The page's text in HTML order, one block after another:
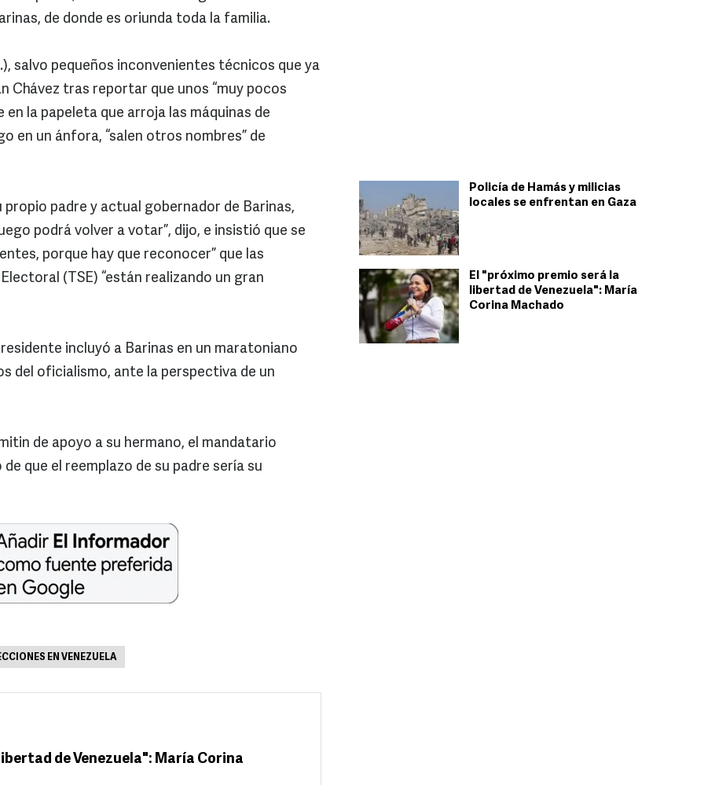
Policía de Hamás y milicias
locales se enfrentan en Gaza
El "próximo premio será la
libertad de Venezuela": María
Corina Machado
de donde es oriunda toda la familia.
salvo pequeños inconvenientes técnicos que ya
Chávez tras reportar que unos “muy pocos
la papeleta que arroja las máquinas de
en un ánfora, “salen otros nombres” de
padre y actual gobernador de Barinas,
podrá volver a votar”, dijo, e insistió que se
porque hay que reconocer” que las
(TSE) “están realizando un gran
incluyó a Barinas en un maratoniano
del oficialismo, ante la perspectiva de un
de apoyo a su hermano, el mandatario
que el reemplazo de su padre sería su
EN VENEZUELA
de Venezuela": María Corina